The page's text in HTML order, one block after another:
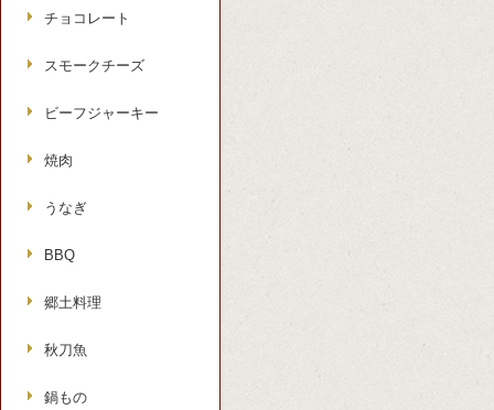
チョコレート
スモークチーズ
ビーフジャーキー
焼肉
うなぎ
BBQ
郷土料理
秋刀魚
鍋もの